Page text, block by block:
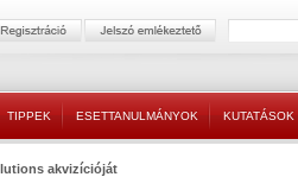
TIPPEK ESETTANULMÁNYOK KUTATÁSOK
akvizícióját